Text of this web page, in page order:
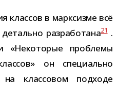
клас­сов в марк­сизме всё
раз­ра­бо­тана21.
«Некоторые про­блемы
он спе­ци­ально
на клас­со­вом под­ходе